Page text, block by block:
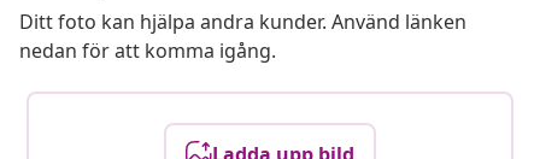
Ditt foto kan hjälpa andra kunder. Använd länken
nedan för att komma igång.